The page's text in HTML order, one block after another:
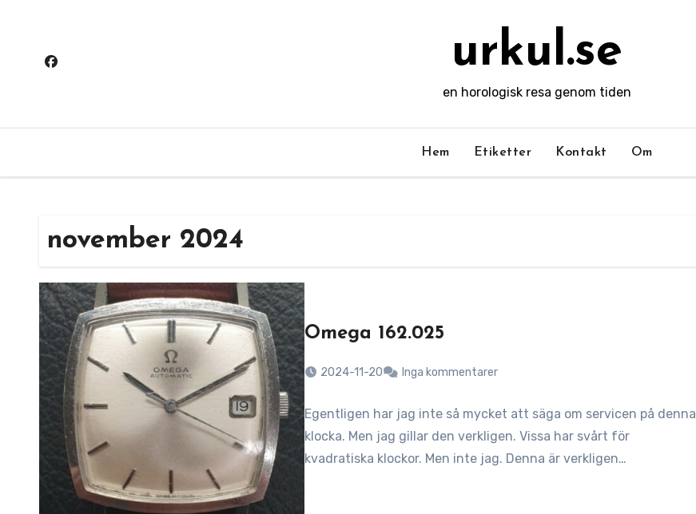
innehåll
urkul.se
en horologisk resa genom tiden
Hem Etiketter Kontakt Om
november 2024
Omega 162.025
2024-11-20 Inga kommentarer
Egentligen har jag inte så mycket att säga om servicen på denna
klocka. Men jag gillar den verkligen. Vissa har svårt för
kvadratiska klockor. Men inte jag. Denna är verkligen…